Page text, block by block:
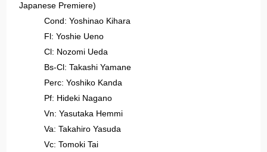
Japanese Premiere)
Cond: Yoshinao Kihara
Fl: Yoshie Ueno
Cl: Nozomi Ueda
Bs-Cl: Takashi Yamane
Perc: Yoshiko Kanda
Pf: Hideki Nagano
Vn: Yasutaka Hemmi
Va: Takahiro Yasuda
Vc: Tomoki Tai